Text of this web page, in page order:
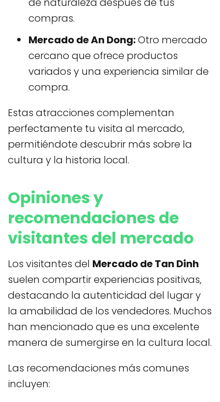
compras.
Mercado de An Dong:Otro mercado
cercano que ofrece productos
variados y una experiencia similar de
compra.
Estas atracciones complementan
perfectamente tu visita al mercado,
permitiéndote descubrir más sobre la
cultura y la historia local.
Opiniones y
recomendaciones de
visitantes del mercado
Los visitantes del Mercado de Tan Dinh
suelen compartir experiencias positivas,
destacando la autenticidad del lugar y
la amabilidad de los vendedores. Muchos
han mencionado que es una excelente
manera de sumergirse en la cultura local.
Las recomendaciones más comunes
incluyen: